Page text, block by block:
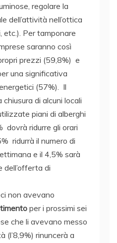
regolare la
dell’attività nell’ottica
etc.). Per tamponare
saranno così
prezzi (59,8%) e
una significativa
(57%). Il
di alcuni locali
piani di alberghi
dovrà ridurre gli orari
ridurrà il numero di
e il 4,5% sarà
dell’offerta di
non avevano
per i prossimi sei
che li avevano messo
(l’8,9%) rinuncerà a